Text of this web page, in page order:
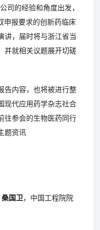
司的经验和角度出发，
申报要求的创新药临床
讲，届时将与浙江省当
并就相关议题展开切磋
告内容，也将被进行整
现代应用药学杂志社合
往参会的生物医药同行
题资讯
桑国卫，中国工程院院